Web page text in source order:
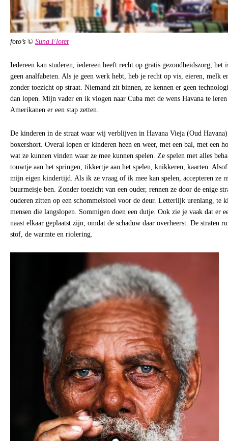
foto’s © Suna Floret
Iedereen kan studeren, iedereen heeft recht op gratis gezondheidszorg,
geen analfabeten. Als je geen werk hebt, heb je recht op vis, eieren, melk
zonder toezicht op straat. Niemand zit binnen, ze kennen er geen
dan lopen. Mijn vader en ik vlogen naar Cuba met de wens Havana te
Amerikanen er een stap zetten.
De kinderen in de straat waar wij verblijven in Havana Vieja (Oud
boxershort. Overal lopen er kinderen heen en weer, met een bal, met een
wat ze kunnen vinden waar ze mee kunnen spelen. Ze spelen met alles
touwtje aan het springen, tikkertje aan het spelen, knikkeren, kaarten.
mijn eigen kindertijd. Als ik ze vraag of ik mee kan spelen, accepteren ze
buurmeisje ben. Zonder toezicht van een ouder, rennen ze door de enige
ouderen zitten op een schommelstoel voor de deur. Letterlijk urenlang, te
mensen die langslopen. Sommigen doen een dutje. Ook zie je vaak dat er
naast elkaar geplaatst zijn, omdat de schaduw daar overheerst. De straten
stof, de warmte en riolering.